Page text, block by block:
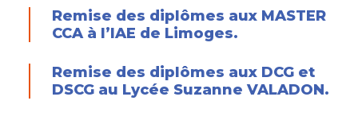
Remise des diplômes aux MASTER
CCA à l’IAE de Limoges.
Remise des diplômes aux DCG et
DSCG au Lycée Suzanne VALADON.